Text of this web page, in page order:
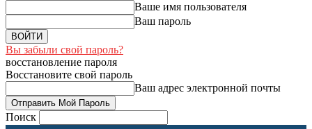
Ваше имя пользователя
Ваш пароль
Вы забыли свой пароль?
восстановление пароля
Восстановите свой пароль
Ваш адрес электронной почты
Поиск